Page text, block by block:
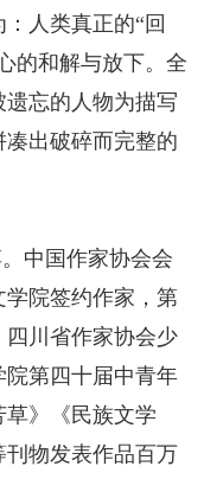
人类真正的“回
的和解与放下。全
忘的人物为描写
出破碎而完整的
中国作家协会会
学院签约作家，第
四川省作家协会少
第四十届中青年
》《民族文学
刊物发表作品百万